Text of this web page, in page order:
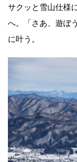
サクッと雪山仕様
へ。「さあ、遊ぼ
に叶う。